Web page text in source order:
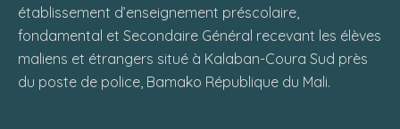
établissement d’enseignement préscolaire,
fondamental et Secondaire Général recevant les élèves
maliens et étrangers situé à Kalaban-Coura Sud près
du poste de police, Bamako République du Mali.